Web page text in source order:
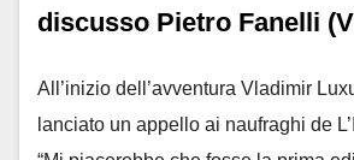
discusso Pietro Fanelli
All’inizio dell’avventura Vladimir
lanciato un appello ai naufraghi de